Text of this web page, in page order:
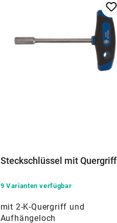
Steckschlüssel mit Quergriff
9 Varianten verfügbar
mit 2-K-Quergriff und
Aufhängeloch